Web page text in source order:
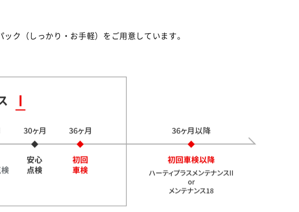
ク（しっかり・お手軽）をご用意しています。